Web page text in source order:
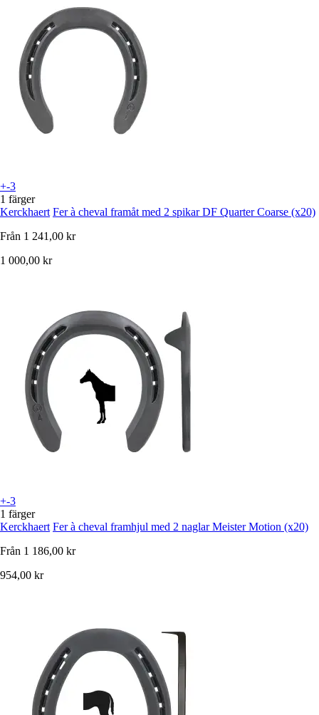
+-3
1 färger
Kerckhaert Fer à cheval framåt med 2 spikar DF Quarter Coarse (x20)
Från 1 241,00 kr
1 000,00 kr
+-3
1 färger
Kerckhaert Fer à cheval framhjul med 2 naglar Meister Motion (x20)
Från 1 186,00 kr
954,00 kr